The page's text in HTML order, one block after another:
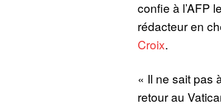
confie à l’AFP
rédacteur en
Croix.
« Il ne sait pas
retour au